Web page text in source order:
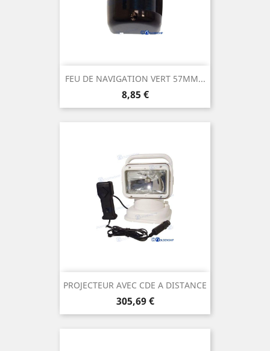
FEU DE NAVIGATION VERT 57MM...
Prix
8,85 €
PROJECTEUR AVEC CDE A DISTANCE
Prix
305,69 €